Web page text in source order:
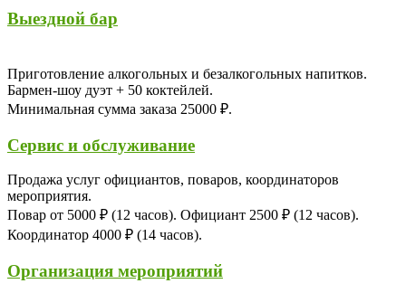
Выездной бар
Приготовление алкогольных и безалкогольных напитков.
Бармен-шоу дуэт + 50 коктейлей.
Минимальная сумма заказа 25000 ₽.
Сервис и обслуживание
Продажа услуг официантов, поваров, координаторов
мероприятия.
Повар от 5000 ₽ (12 часов). Официант 2500 ₽ (12 часов).
Координатор 4000 ₽ (14 часов).
Организация мероприятий